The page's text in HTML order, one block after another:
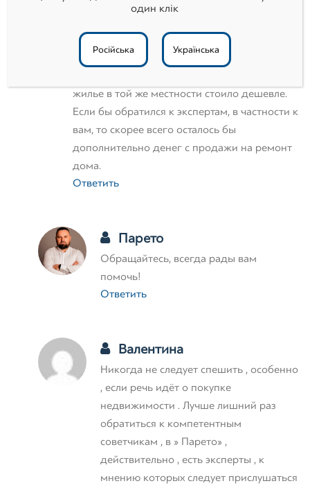
Три года назад продал квартиру и купил
Подобного опыта у меня не было раньше, и
к сожалению переплатил.
жилье в той же местности стоило дешевле.
Если бы обратился к экспертам, в частности к
вам, то скорее всего осталось бы
дополнительно денег с продажи на ремонт
дома.
Ответить
Парето
Обращайтесь, всегда рады вам
помочь!
Ответить
Валентина
Никогда не следует спешить , особенно
, если речь идёт о покупке
недвижимости . Лучше лишний раз
обратиться к компетентным
советчикам , в » Парето» ,
действительно , есть эксперты , к
мнению которых следует прислушаться
один клік
Російська Українська